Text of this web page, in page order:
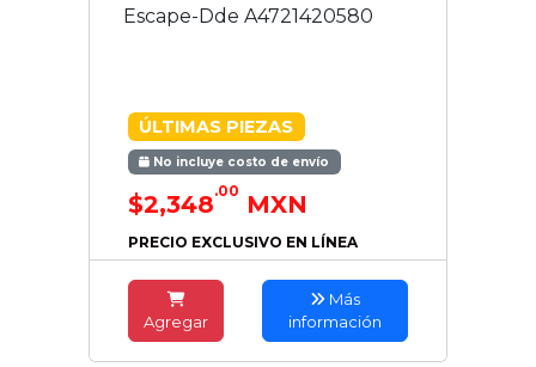
Escape-Dde A4721420580
ÚLTIMAS PIEZAS
No incluye costo de envío
$2,348.00 MXN
PRECIO EXCLUSIVO EN LÍNEA
Agregar
Más
información